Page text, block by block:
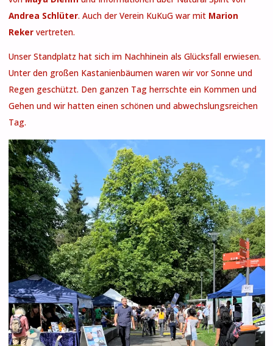
Andrea Schlüter. Auch der Verein KuKuG war mit Marion
Rekervertreten.
Unser Standplatz hat sich im Nachhinein als Glücksfall erwiesen.
Unter den großen Kastanienbäumen waren wir vor Sonne und
Regen geschützt. Den ganzen Tag herrschte ein Kommen und
Gehen und wir hatten einen schönen und abwechslungsreichen
Tag.